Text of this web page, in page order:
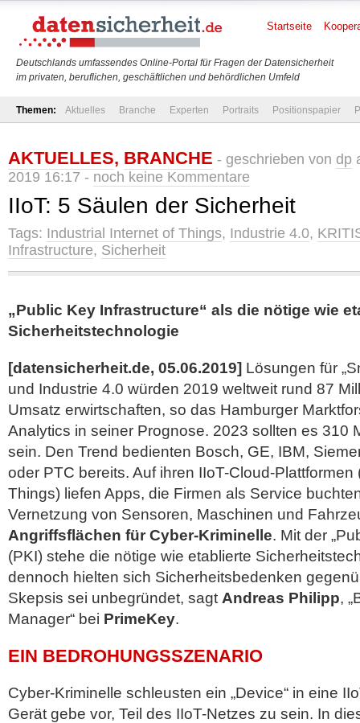
Deutschlands umfassendes Online-Portal für Fragen der Datensicherheit
im privaten, beruflichen, geschäftlichen und behördlichen Umfeld
Startseite
Themen: Aktuelles Branche Experten Portraits Positionspapier
AKTUELLES, BRANCHE - geschrieben von dp
2019 16:17 - noch keine Kommentare
IIoT: 5 Säulen der Sicherheit
Tags: Industrial Internet of Things, Industrie 4.0,
Infrastructure, Sicherheit
„Public Key Infrastructure“ als die nötige wie
Sicherheitstechnologie
[datensicherheit.de, 05.06.2019] Lösungen für
und Industrie 4.0 würden 2019 weltweit rund 87
Umsatz erwirtschaften, so das Hamburger
Analytics in seiner Prognose. 2023 sollten es 310
sein. Den Trend bedienten Bosch, GE, IBM,
oder PTC bereits. Auf ihren IIoT-Cloud-Plattformen
Things) liefen Apps, die Firmen als Service
Vernetzung von Sensoren, Maschinen und
Angriffsflächen für Cyber-Kriminelle. Mit der
(PKI) stehe die nötige wie etablierte
dennoch hielten sich Sicherheitsbedenken
Skepsis sei unbegründet, sagt Andreas Philipp,
Manager“ bei PrimeKey.
EIN BEDROHUNGSSZENARIO
Cyber-Kriminelle schleusten ein „Device“ in eine
Gerät gebe vor, Teil des IIoT-Netzes zu sein. In